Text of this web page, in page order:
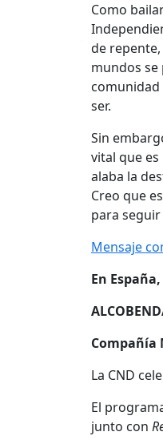
Como
de
mundos se
comunidad
ser.
Sin
vital que
alaba la
Creo que
para
Mensaje
En
Compañía
La CND
El
junto con